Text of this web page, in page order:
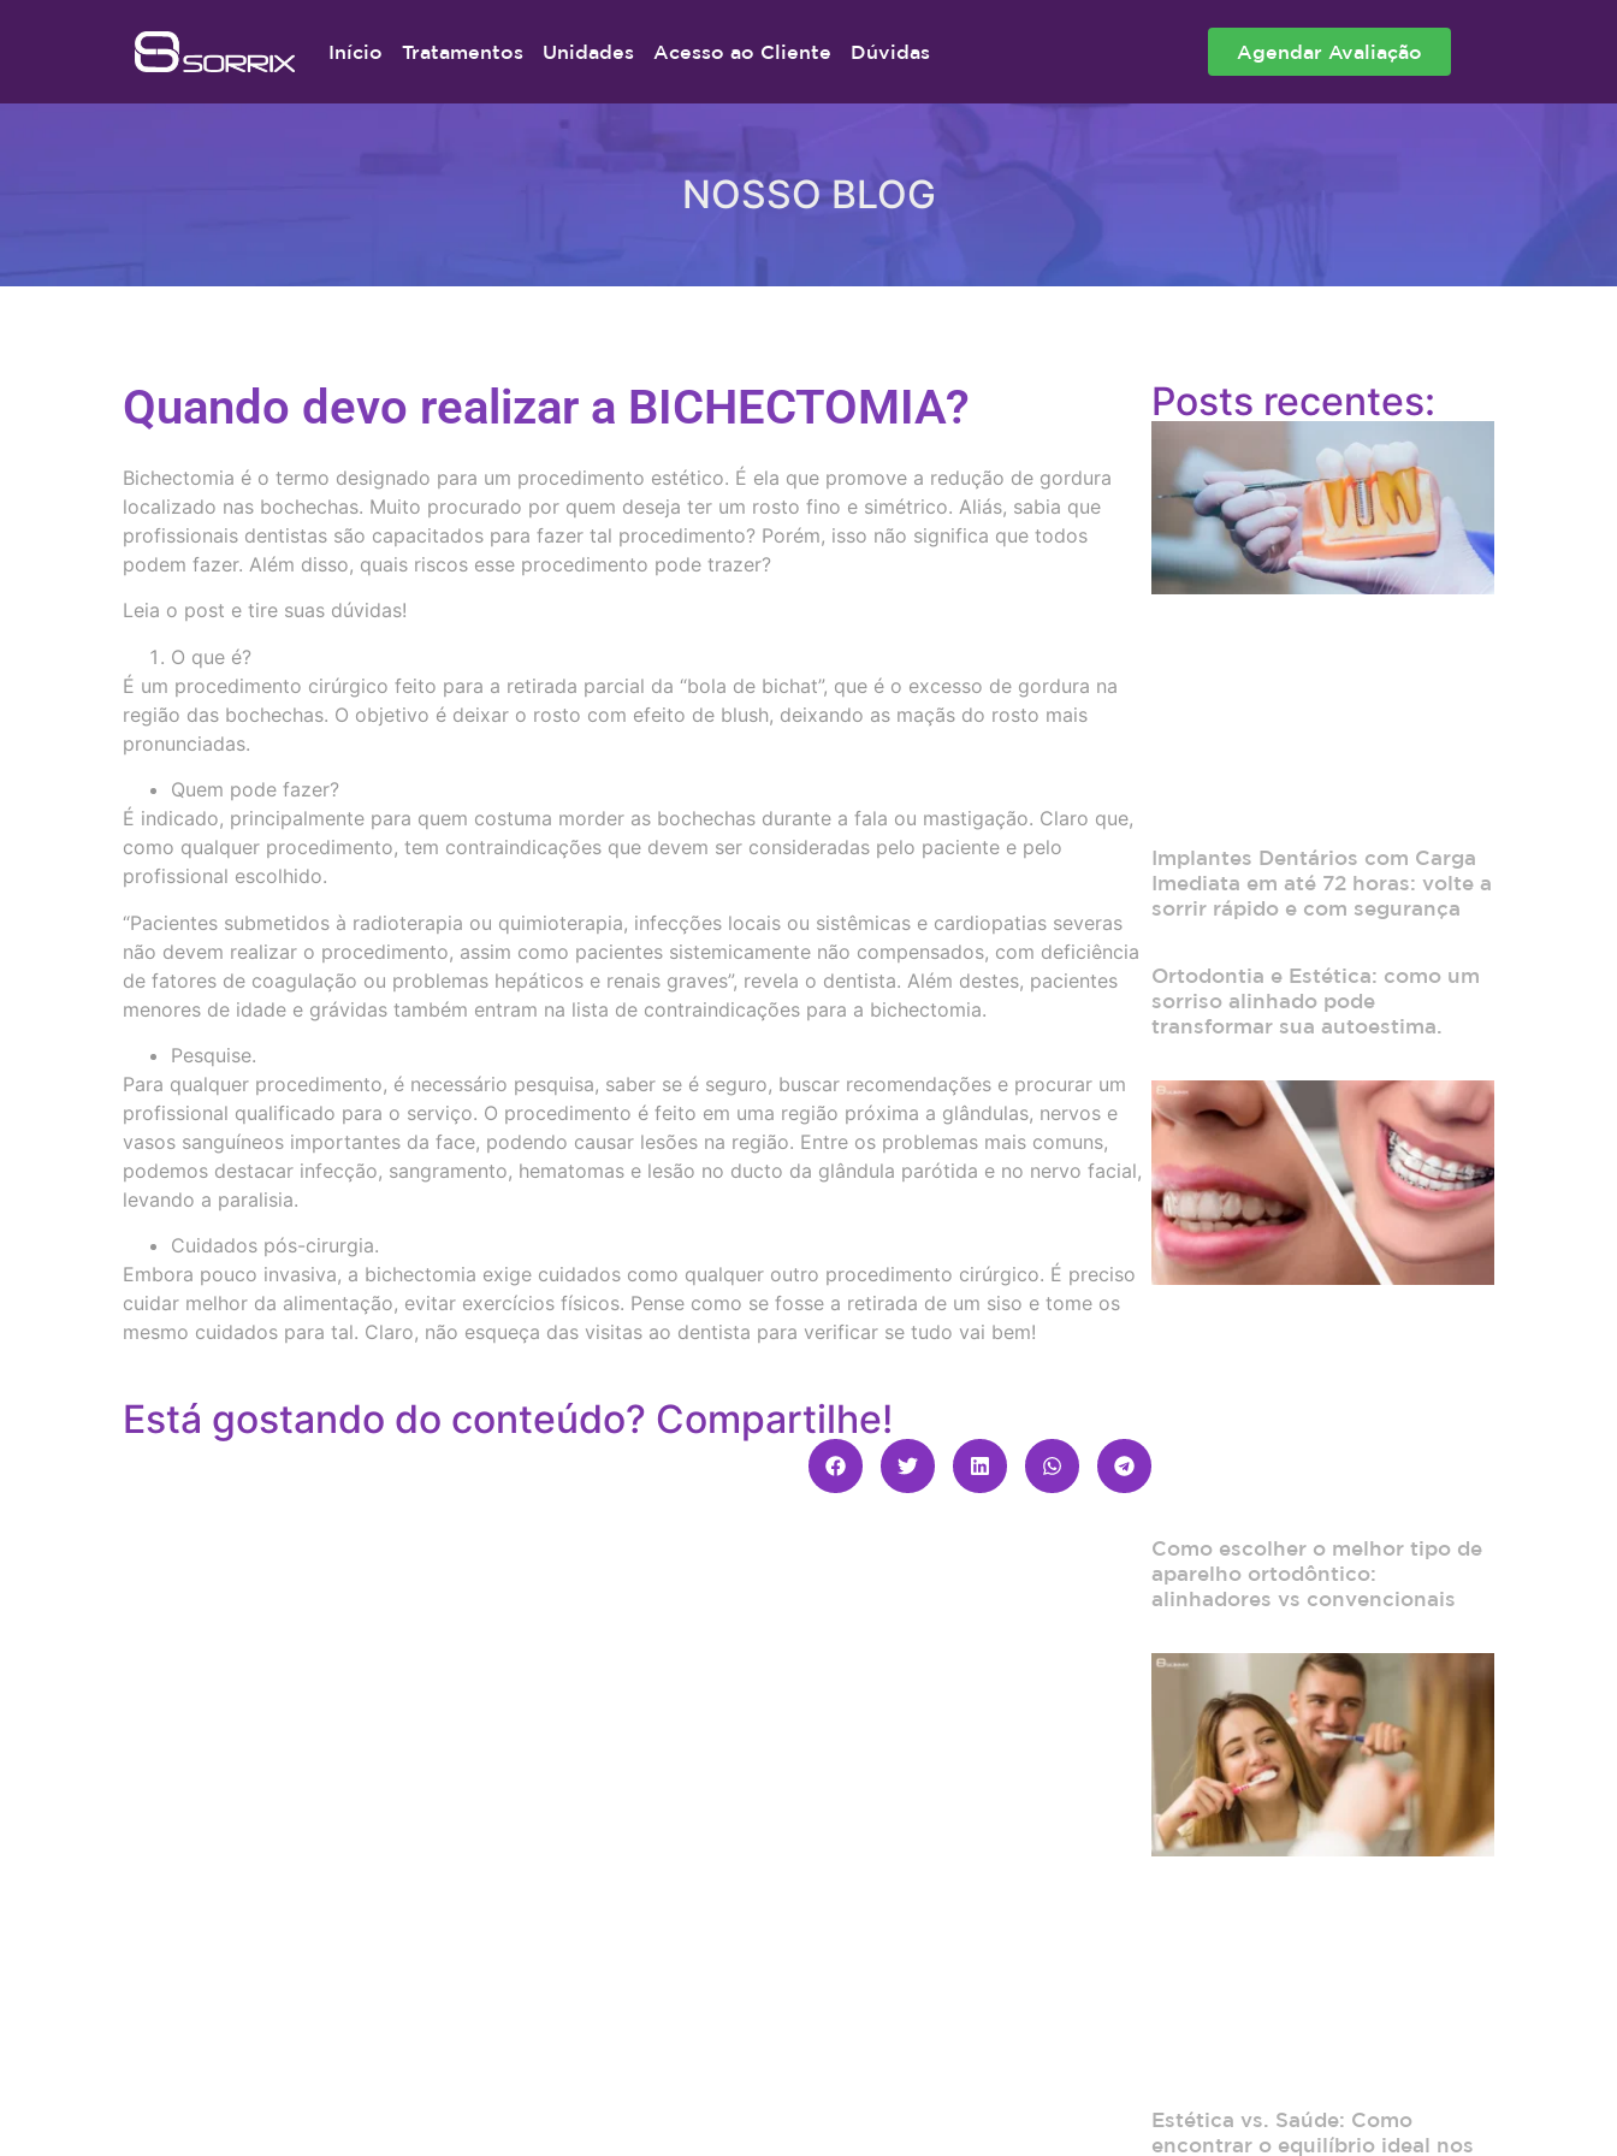
Início Tratamentos Unidades Acesso ao Cliente Dúvidas Agendar Avaliação
NOSSO BLOG
Quando devo realizar a BICHECTOMIA?
Bichectomia é o termo designado para um procedimento estético. É ela que promove a redução de gordura
localizado nas bochechas. Muito procurado por quem deseja ter um rosto fino e simétrico. Aliás, sabia que
profissionais dentistas são capacitados para fazer tal procedimento? Porém, isso não significa que todos
podem fazer. Além disso, quais riscos esse procedimento pode trazer?
Leia o post e tire suas dúvidas!
O que é?
É um procedimento cirúrgico feito para a retirada parcial da “bola de bichat”, que é o excesso de gordura na
região das bochechas. O objetivo é deixar o rosto com efeito de blush, deixando as maçãs do rosto mais
pronunciadas.
Quem pode fazer?
É indicado, principalmente para quem costuma morder as bochechas durante a fala ou mastigação. Claro que,
como qualquer procedimento, tem contraindicações que devem ser consideradas pelo paciente e pelo
profissional escolhido.
“Pacientes submetidos à radioterapia ou quimioterapia, infecções locais ou sistêmicas e cardiopatias severas
não devem realizar o procedimento, assim como pacientes sistemicamente não compensados, com deficiência
de fatores de coagulação ou problemas hepáticos e renais graves”, revela o dentista. Além destes, pacientes
menores de idade e grávidas também entram na lista de contraindicações para a bichectomia.
Pesquise.
Para qualquer procedimento, é necessário pesquisa, saber se é seguro, buscar recomendações e procurar um
profissional qualificado para o serviço. O procedimento é feito em uma região próxima a glândulas, nervos e
vasos sanguíneos importantes da face, podendo causar lesões na região. Entre os problemas mais comuns,
podemos destacar infecção, sangramento, hematomas e lesão no ducto da glândula parótida e no nervo facial,
levando a paralisia.
Cuidados pós-cirurgia.
Embora pouco invasiva, a bichectomia exige cuidados como qualquer outro procedimento cirúrgico. É preciso
cuidar melhor da alimentação, evitar exercícios físicos. Pense como se fosse a retirada de um siso e tome os
mesmo cuidados para tal. Claro, não esqueça das visitas ao dentista para verificar se tudo vai bem!
Está gostando do conteúdo? Compartilhe!
Posts recentes:
Implantes Dentários com Carga
Imediata em até 72 horas: volte a
sorrir rápido e com segurança
Ortodontia e Estética: como um
sorriso alinhado pode
transformar sua autoestima.
Como escolher o melhor tipo de
aparelho ortodôntico:
alinhadores vs convencionais
Estética vs. Saúde: Como
encontrar o equilíbrio ideal nos